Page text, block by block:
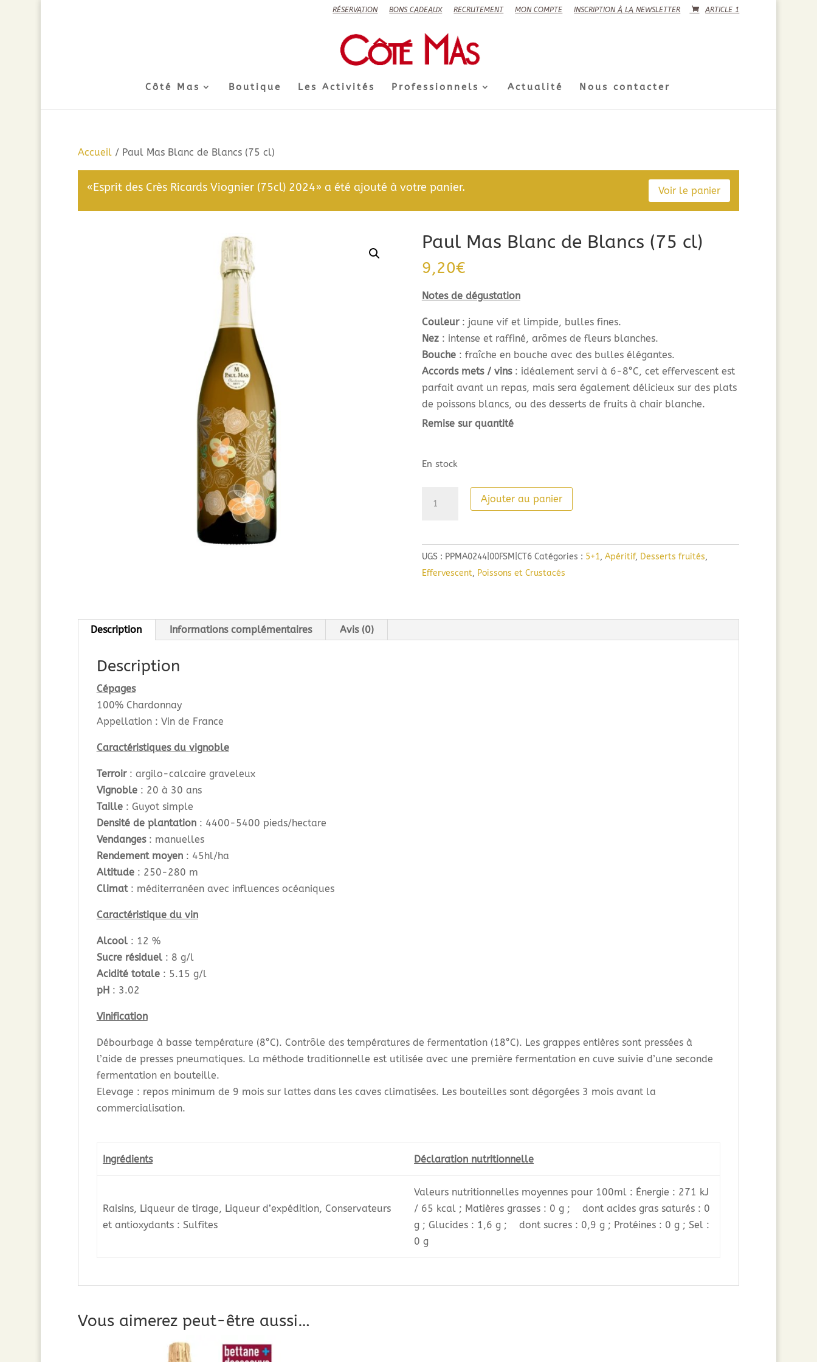
RÉSERVATION BONS CADEAUX RECRUTEMENT MON COMPTE INSCRIPTION À LA NEWSLETTER ARTICLE 1
Côté Mas Boutique Les Activités Professionnels Actualité Nous contacter
Accueil/ Paul Mas Blanc de Blancs (75 cl)
«Esprit des Crès Ricards Viognier (75cl) 2024» a été ajouté à votre panier. Voir le panier
Paul Mas Blanc de Blancs (75 cl)
9,20€
Notes de dégustation
Couleur: jaune vif et limpide, bulles fines.
Nez: intense et raffiné, arômes de fleurs blanches.
Bouche: fraîche en bouche avec des bulles élégantes.
Accords mets / vins: idéalement servi à 6-8°C, cet effervescent est
parfait avant un repas, mais sera également délicieux sur des plats
de poissons blancs, ou des desserts de fruits à chair blanche.
Remise sur quantité
En stock
Mas
Blanc
de
Ajouter au panier
UGS : PPMA0244|00FSM|CT6 Catégories : 5+1, Apéritif, Desserts fruités,
Effervescent, Poissons et Crustacés
Description Informations complémentaires Avis (0)
Description
Cépages
100% Chardonnay
Appellation : Vin de France
Caractéristiques du vignoble
Terroir: argilo-calcaire graveleux
Vignoble: 20 à 30 ans
Taille: Guyot simple
Densité de plantation: 4400-5400 pieds/hectare
Vendanges: manuelles
Rendement moyen: 45hl/ha
Altitude: 250-280 m
Climat: méditerranéen avec influences océaniques
Caractéristique du vin
Alcool: 12 %
Sucre résiduel: 8 g/l
Acidité totale: 5.15 g/l
pH : 3.02
Vinification
Débourbage à basse température (8°C). Contrôle des températures de fermentation (18°C). Les grappes entières sont pressées à
l’aide de presses pneumatiques. La méthode traditionnelle est utilisée avec une première fermentation en cuve suivie d’une seconde
fermentation en bouteille.
Elevage : repos minimum de 9 mois sur lattes dans les caves climatisées. Les bouteilles sont dégorgées 3 mois avant la
commercialisation.
Ingrédients Déclaration nutritionnelle
Raisins, Liqueur de tirage, Liqueur d’expédition, Conservateurs
et antioxydants : Sulfites
Valeurs nutritionnelles moyennes pour 100ml : Énergie : 271 kJ
/ 65 kcal ; Matières grasses : 0 g ; dont acides gras saturés : 0
g ; Glucides : 1,6 g ; dont sucres : 0,9 g ; Protéines : 0 g ; Sel :
0 g
Vous aimerez peut-être aussi…